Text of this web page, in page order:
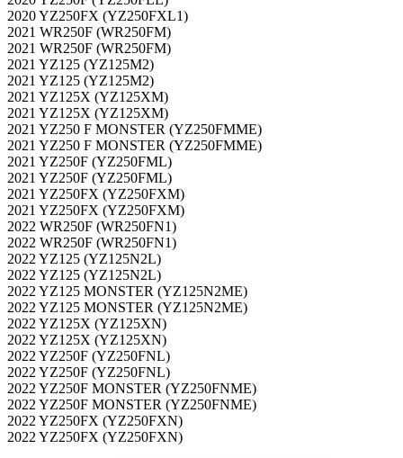
2020 YZ250FX (YZ250FXL1)
2021 WR250F (WR250FM)
2021 WR250F (WR250FM)
2021 YZ125 (YZ125M2)
2021 YZ125 (YZ125M2)
2021 YZ125X (YZ125XM)
2021 YZ125X (YZ125XM)
2021 YZ250 F MONSTER (YZ250FMME)
2021 YZ250 F MONSTER (YZ250FMME)
2021 YZ250F (YZ250FML)
2021 YZ250F (YZ250FML)
2021 YZ250FX (YZ250FXM)
2021 YZ250FX (YZ250FXM)
2022 WR250F (WR250FN1)
2022 WR250F (WR250FN1)
2022 YZ125 (YZ125N2L)
2022 YZ125 (YZ125N2L)
2022 YZ125 MONSTER (YZ125N2ME)
2022 YZ125 MONSTER (YZ125N2ME)
2022 YZ125X (YZ125XN)
2022 YZ125X (YZ125XN)
2022 YZ250F (YZ250FNL)
2022 YZ250F (YZ250FNL)
2022 YZ250F MONSTER (YZ250FNME)
2022 YZ250F MONSTER (YZ250FNME)
2022 YZ250FX (YZ250FXN)
2022 YZ250FX (YZ250FXN)